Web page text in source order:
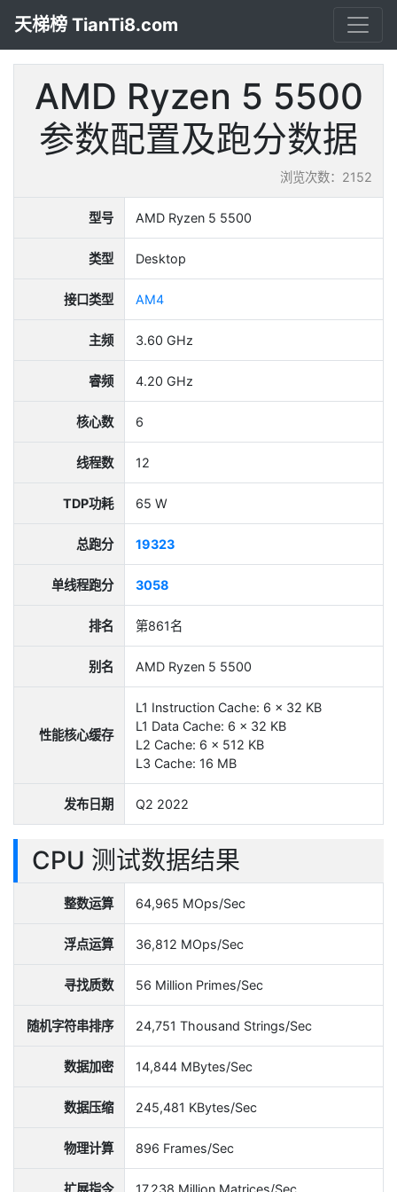
天梯榜 TianTi8.com
AMD Ryzen 5 5500
参数配置及跑分数据
浏览次数：2152
型号 AMD Ryzen 5 5500
类型 Desktop
接口类型 AM4
主频 3.60 GHz
睿频 4.20 GHz
核心数 6
线程数 12
TDP功耗 65 W
总跑分 19323
单线程跑分 3058
排名 第861名
别名 AMD Ryzen 5 5500
性能核心缓存
L1 Instruction Cache: 6 x 32 KB
L1 Data Cache: 6 x 32 KB
L2 Cache: 6 x 512 KB
L3 Cache: 16 MB
发布日期 Q2 2022
CPU 测试数据结果
整数运算 64,965 MOps/Sec
浮点运算 36,812 MOps/Sec
寻找质数 56 Million Primes/Sec
随机字符串排序 24,751 Thousand Strings/Sec
数据加密 14,844 MBytes/Sec
数据压缩 245,481 KBytes/Sec
物理计算 896 Frames/Sec
扩展指令 17,238 Million Matrices/Sec